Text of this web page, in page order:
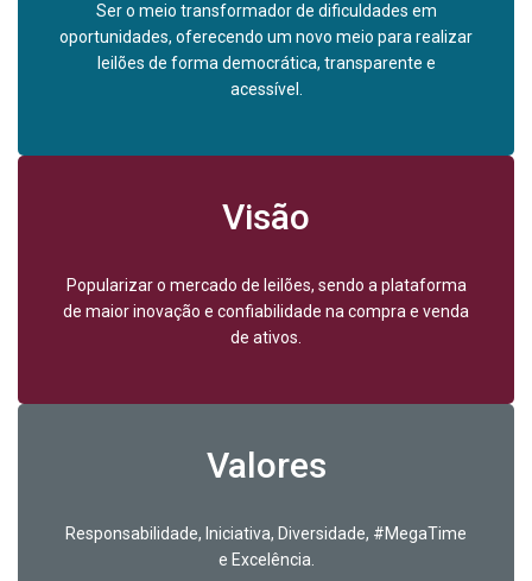
Ser o meio transformador de dificuldades em
oportunidades, oferecendo um novo meio para realizar
leilões de forma democrática, transparente e
acessível.
Visão
Popularizar o mercado de leilões, sendo a plataforma
de maior inovação e confiabilidade na compra e venda
de ativos.
Valores
Responsabilidade, Iniciativa, Diversidade, #MegaTime
e Excelência.